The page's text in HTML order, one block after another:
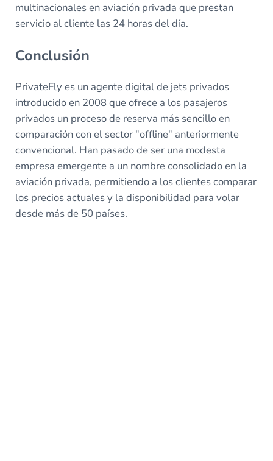
multinacionales en aviación privada que prestan
servicio al cliente las 24 horas del día.
Conclusión
PrivateFly es un agente digital de jets privados
introducido en 2008 que ofrece a los pasajeros
privados un proceso de reserva más sencillo en
comparación con el sector "offline" anteriormente
convencional. Han pasado de ser una modesta
empresa emergente a un nombre consolidado en la
aviación privada, permitiendo a los clientes comparar
los precios actuales y la disponibilidad para volar
desde más de 50 países.